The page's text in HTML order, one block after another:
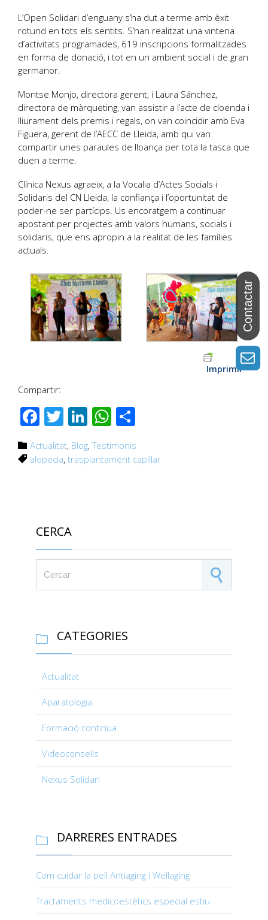
L’Open Solidari d’enguany s’ha dut a terme amb èxit
rotund en tots els sentits. S’han realitzat una vintena
d’activitats programades, 619 inscripcions formalitzades
en forma de donació, i tot en un ambient social i de gran
germanor.
Montse Monjo, directora gerent, i Laura Sánchez,
directora de màrqueting, van assistir a l’acte de cloenda i
lliurament dels premis i regals, on van coincidir amb Eva
Figuera, gerent de l’AECC de Lleida, amb qui van
compartir unes paraules de lloança per tota la tasca que
duen a terme.
Clínica Nexus agraeix, a la Vocalia d’Actes Socials i
Solidaris del CN Lleida, la confiança i l’oportunitat de
poder-ne ser partícips. Us encoratgem a continuar
apostant per projectes amb valors humans, socials i
solidaris, que ens apropin a la realitat de les famílies
actuals.
Imprimir
Compartir:
Facebook
Twitter
LinkedIn
WhatsApp
 Category
Actualitat, Blog,Testimonis
 Tags
alopecia, trasplantament capil·lar
CERCA
 CATEGORIES
Actualitat
Aparatologia
Formació continua
Videoconsells
Nexus Solidari
 DARRERES ENTRADES
Com cuidar la pell Antiaging i Wellaging
Tractaments medicoestètics especial estiu